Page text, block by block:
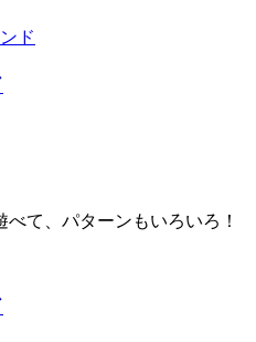
て、パターンもいろいろ！